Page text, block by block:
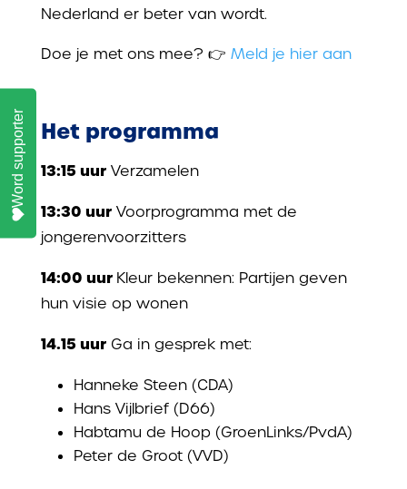
Nederland er beter van wordt.
Doe je met ons mee? 👉 Meld je hier aan
Het programma
13:15 uur Verzamelen
13:30 uur Voorprogramma met de
jongerenvoorzitters
14:00 uur Kleur bekennen: Partijen geven
hun visie op wonen
14.15 uur Ga in gesprek met:
Hanneke Steen (CDA)
Hans Vijlbrief (D66)
Habtamu de Hoop (GroenLinks/PvdA)
Peter de Groot (VVD)
Word supporter